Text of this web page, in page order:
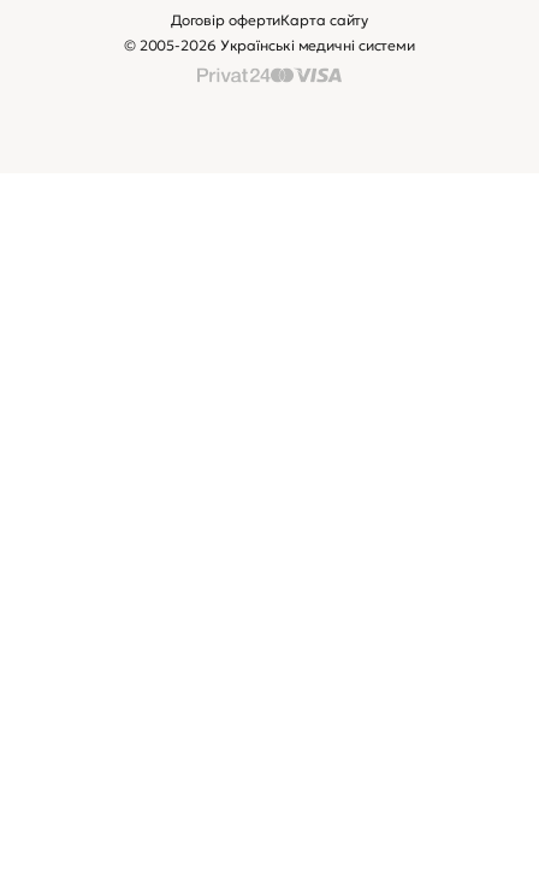
© 2005-2026 Українські медичні системи
Договір офертиКарта сайту